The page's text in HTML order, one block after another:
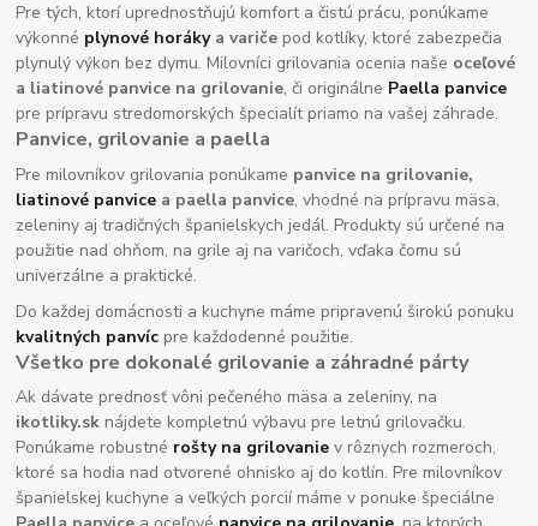
Pre tých, ktorí uprednostňujú komfort a čistú prácu, ponúkame
výkonné plynové horákya variče pod kotlíky, ktoré zabezpečia
plynulý výkon bez dymu. Milovníci grilovania ocenia naše oceľové
a liatinové panvice na grilovanie, či originálne Paella panvice
pre prípravu stredomorských špecialít priamo na vašej záhrade.
Panvice, grilovanie a paella
Pre milovníkov grilovania ponúkame panvice na grilovanie,
liatinové panvice a paella panvice, vhodné na prípravu mäsa,
zeleniny aj tradičných španielskych jedál. Produkty sú určené na
použitie nad ohňom, na grile aj na varičoch, vďaka čomu sú
univerzálne a praktické.
Do každej domácnosti a kuchyne máme pripravenú širokú ponuku
kvalitných panvíc pre každodenné použitie.
Všetko pre dokonalé grilovanie a záhradné párty
Ak dávate prednosť vôni pečeného mäsa a zeleniny, na
ikotliky.sk nájdete kompletnú výbavu pre letnú grilovačku.
Ponúkame robustné rošty na grilovanie v rôznych rozmeroch,
ktoré sa hodia nad otvorené ohnisko aj do kotlín. Pre milovníkov
španielskej kuchyne a veľkých porcií máme v ponuke špeciálne